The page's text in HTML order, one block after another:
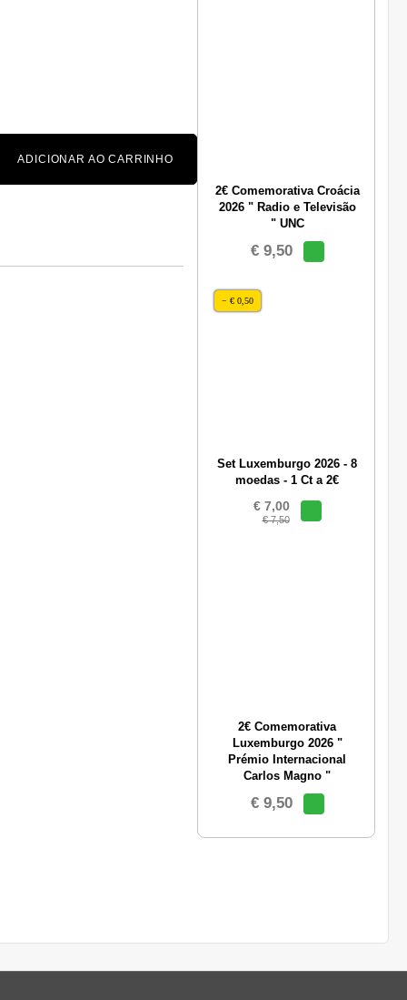
ADICIONAR AO CARRINHO
2€ Comemorativa Croácia
2026 " Radio e Televisão
" UNC
€ 9,50
− € 0,50
Set Luxemburgo 2026 - 8
moedas - 1 Ct a 2€
€ 7,00
€ 7,50
2€ Comemorativa
Luxemburgo 2026 "
Prémio Internacional
Carlos Magno "
€ 9,50